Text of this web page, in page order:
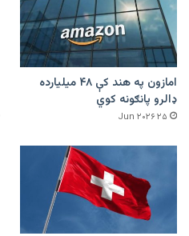
امازون په هند کې ۴۸ میلیارده
ډالرو پانګونه کوي
۲۵ Jun ۲۰۲۶